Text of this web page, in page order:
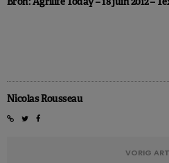
Nicolas Rousseau
VORIG